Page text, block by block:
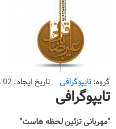
گروه:تایپوگرافی تاریخ ایجاد: 02 مهر 1396
تایپوگرافی
"مهربانی تزئین لحظه هاست"